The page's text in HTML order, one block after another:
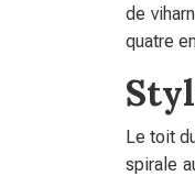
de
quatre
Le toit
spirale